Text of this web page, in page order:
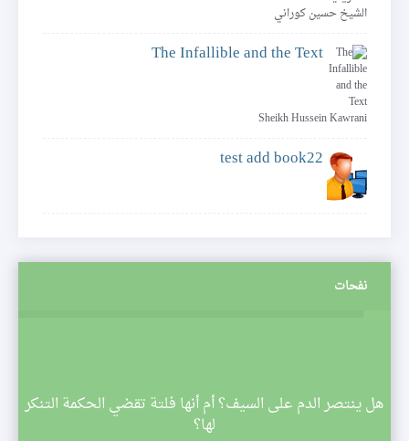
الشيخ حسين كوراني
The Infallible and the Text
Sheikh Hussein Kawrani
test add book22
نفحات
هل ينتصر الدم على السيف؟ أم أنها فلتة تقضي الحكمة التنكر
لها؟